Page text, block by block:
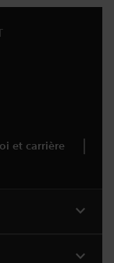
et carrière
expand_more
expand_more